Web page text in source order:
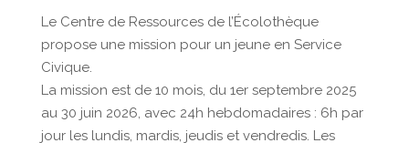
Le Centre de Ressources de l’Écolothèque
propose une mission pour un jeune en Service
Civique.
La mission est de 10 mois, du 1er septembre 2025
au 30 juin 2026, avec 24h hebdomadaires : 6h par
jour les lundis, mardis, jeudis et vendredis. Les